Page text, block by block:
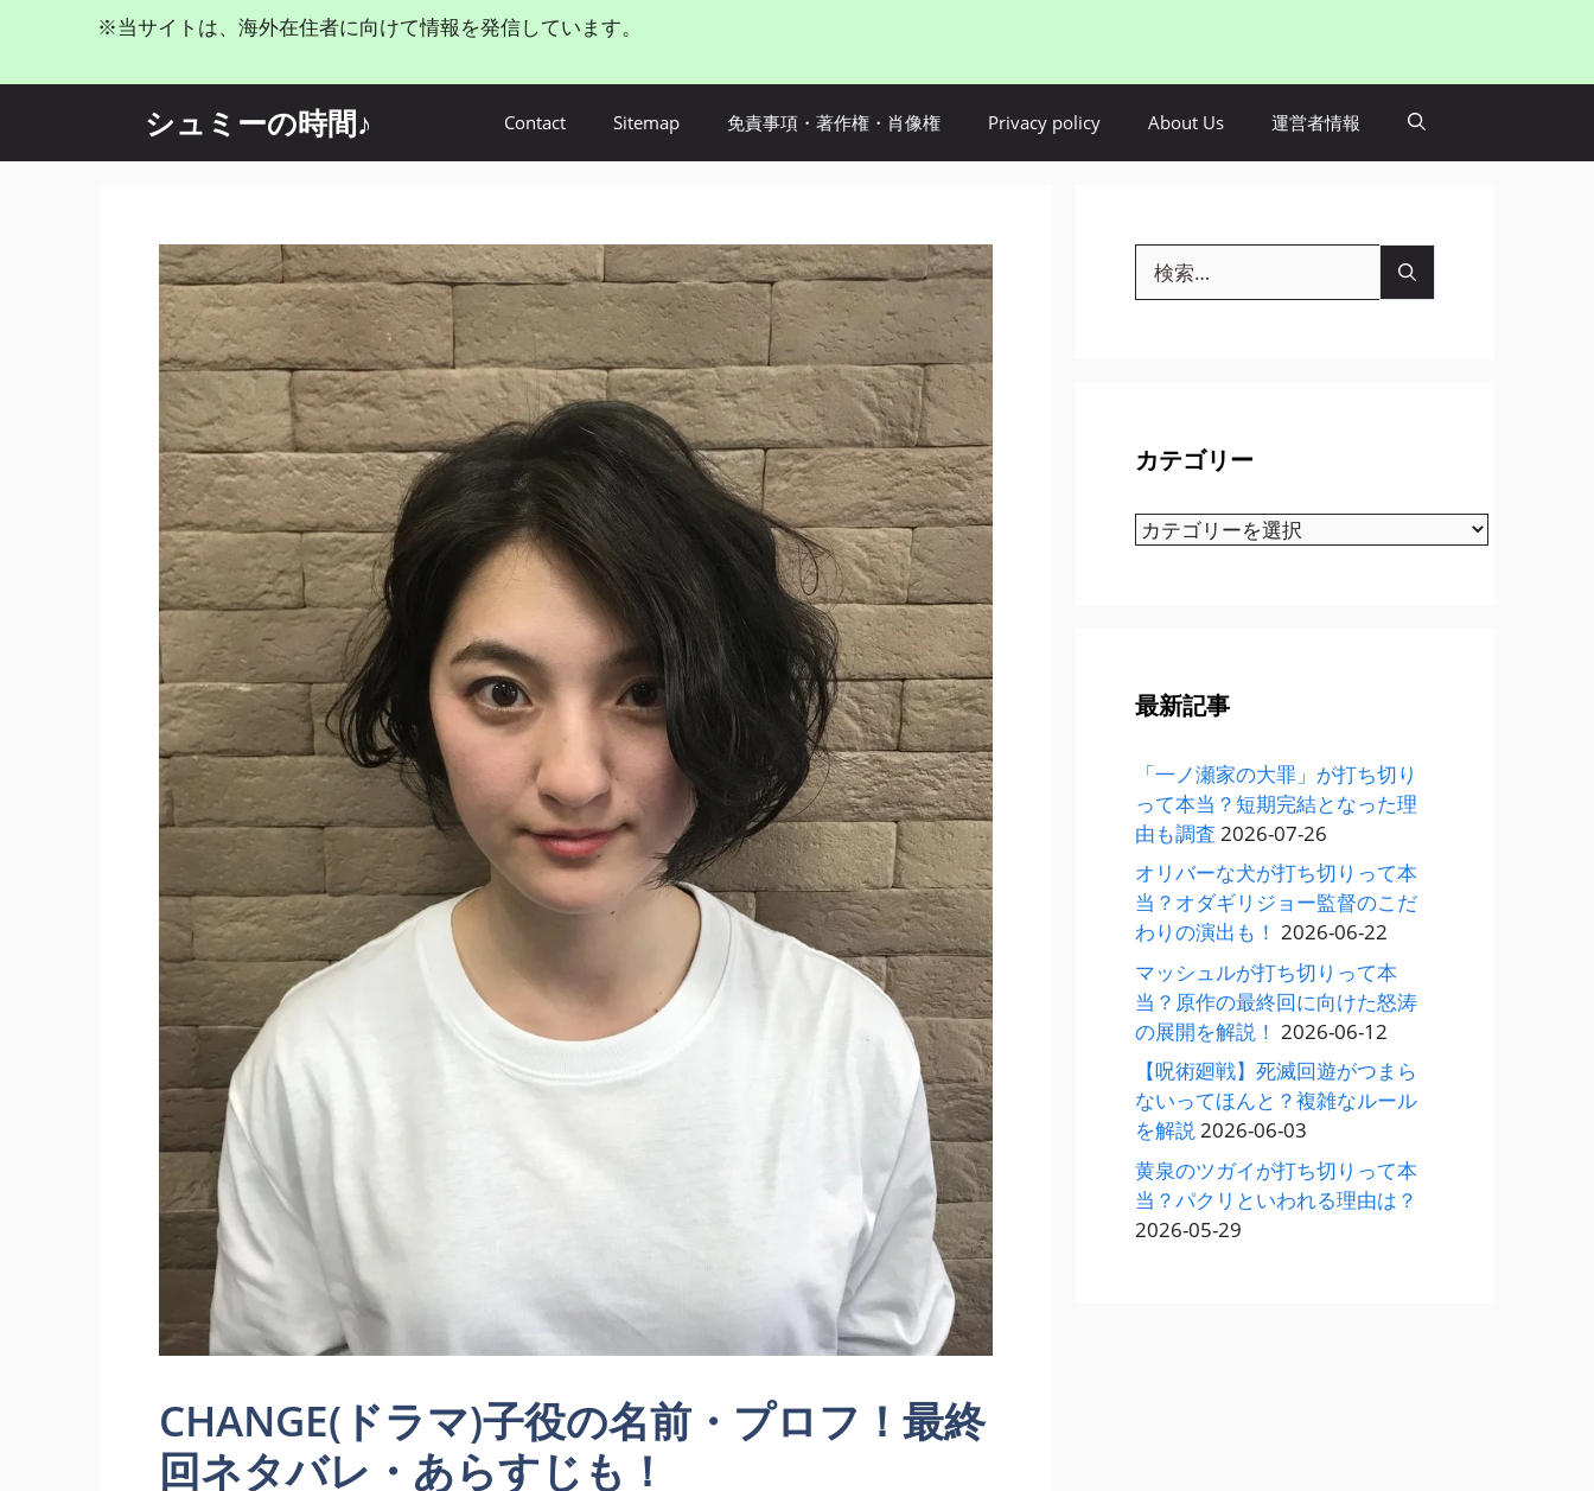
へ
※当サイトは、海外在住者に向けて情報を発信しています。
シュミーの時間♪ Contact Sitemap 免責事項・著作権・肖像権 Privacy policy About Us 運営者情報
CHANGE(ドラマ)子役の名前・プロフ！最終
回ネタバレ・あらすじも！
索:
カテゴリー
カ
最新記事
「一ノ瀬家の大罪」が打ち切り
って本当？短期完結となった理
由も調査 2026-07-26
オリバーな犬が打ち切りって本
当？オダギリジョー監督のこだ
わりの演出も！ 2026-06-22
マッシュルが打ち切りって本
当？原作の最終回に向けた怒涛
の展開を解説！ 2026-06-12
【呪術廻戦】死滅回遊がつまら
ないってほんと？複雑なルール
を解説2026-06-03
黄泉のツガイが打ち切りって本
当？パクリといわれる理由は？
2026-05-29